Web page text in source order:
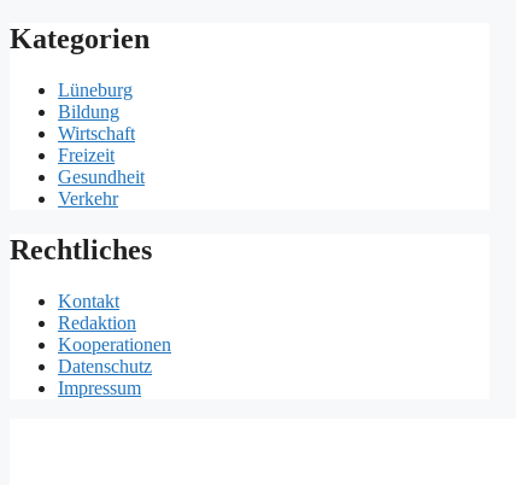
Kategorien
Lüneburg
Bildung
Wirtschaft
Freizeit
Gesundheit
Verkehr
Rechtliches
Kontakt
Redaktion
Kooperationen
Datenschutz
Impressum